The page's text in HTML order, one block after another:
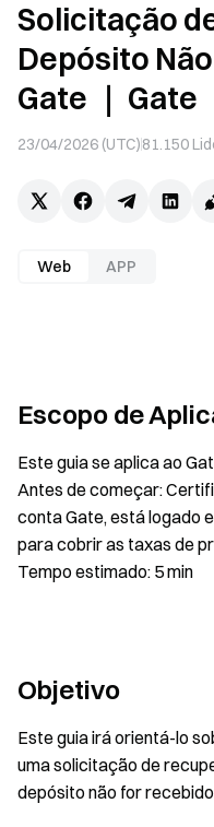
Solicitação
Depósito
Gate ｜ Gate
23/04/2026 (UTC)81.150
Web APP
Escopo de
Este guia se aplica ao
Antes de começar:
conta Gate, está logado
para cobrir as taxas de
Tempo estimado: 5 min
Objetivo
Este guia irá orientá-lo
uma solicitação de
depósito não for